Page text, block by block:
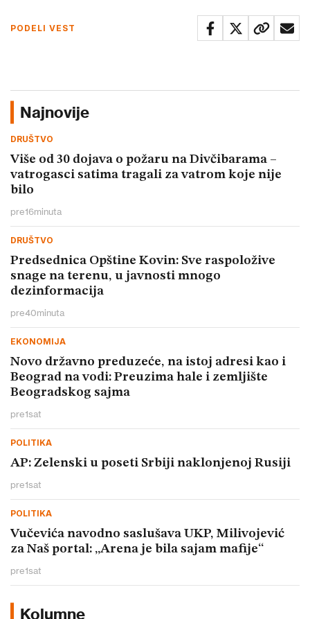
PODELI VEST
Najnovije
DRUŠTVO
Više od 30 dojava o požaru na Divčibarama –
vatrogasci satima tragali za vatrom koje nije
bilo
pre16minuta
DRUŠTVO
Predsednica Opštine Kovin: Sve raspoložive
snage na terenu, u javnosti mnogo
dezinformacija
pre40minuta
EKONOMIJA
Novo državno preduzeće, na istoj adresi kao i
Beograd na vodi: Preuzima hale i zemljište
Beogradskog sajma
pre1sat
POLITIKA
AP: Zelenski u poseti Srbiji naklonjenoj Rusiji
pre1sat
POLITIKA
Vučevića navodno saslušava UKP, Milivojević
za Naš portal: „Arena je bila sajam mafije“
pre1sat
Kolumne